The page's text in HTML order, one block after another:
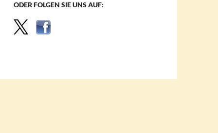
ODER FOLGEN SIE UNS AUF: